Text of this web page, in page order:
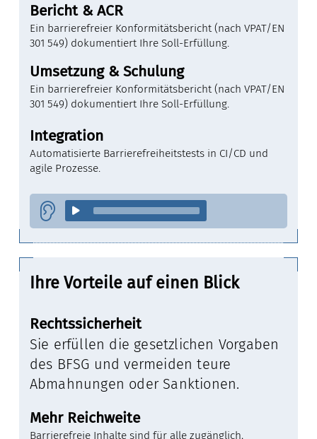
Bericht & ACR
Ein barrierefreier Konformitätsbericht (nach VPAT/EN
301 549) dokumentiert Ihre Soll-Erfüllung.
Umsetzung & Schulung
Ein barrierefreier Konformitätsbericht (nach VPAT/EN
301 549) dokumentiert Ihre Soll-Erfüllung.
Integration
Automatisierte Barrierefreiheitstests in CI/CD und
agile Prozesse.
Ihre Vorteile auf einen Blick
Rechtssicherheit
Sie erfüllen die gesetzlichen Vorgaben
des BFSG und vermeiden teure
Abmahnungen oder Sanktionen.
Mehr Reichweite
Barrierefreie Inhalte sind für alle zugänglich,